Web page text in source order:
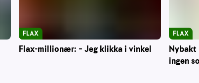
Flax-millionær: – Jeg klikka i vinkel
FLAX
ingen
FLAX